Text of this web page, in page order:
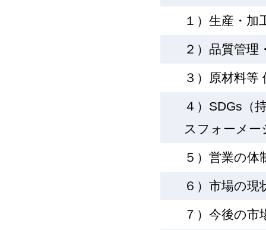
１）生産・加
２）品質管理
３）原材料等
４）SDGs（
スフォーメー
５）営業の体
６）市場の現
７）今後の市